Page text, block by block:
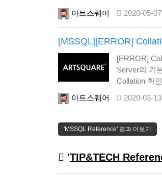
학생 테이블에서 이름이 홍길
나오게 된다.또…
아트스퀘어 2020-05-
[MSSQL][ERROR]
[ERROR]
Server의 기
Collation 확
아트스퀘어 2020-03-
'MSSQL Reference' 결과 더보기
'TIP&TECH